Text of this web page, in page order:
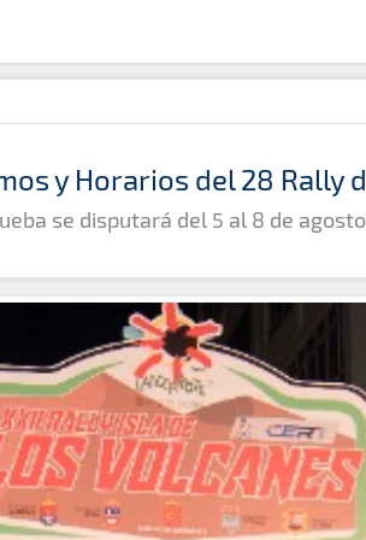
y Horarios del 28 Rally
se disputará del 5 al 8 de